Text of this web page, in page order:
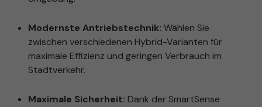
Modernste Antriebstechnik: Wählen Sie
zwischen verschiedenen Hybrid-Varianten für
maximale Effizienz und geringen Verbrauch im
Stadtverkehr.
Maximale Sicherheit: Dank der SmartSense